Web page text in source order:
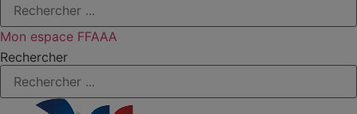
Mon espace FFAAA
Rechercher